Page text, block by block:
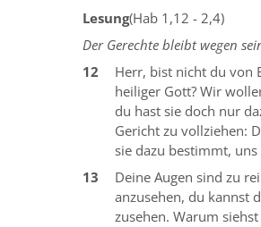
Lesung(Hab 1,12 - 2,4)
Der Gerechte bleibt wegen
12
Herr, bist nicht du von
heiliger Gott? Wir
du hast sie doch nur
Gericht zu vollziehen:
sie dazu bestimmt, uns
13
Deine Augen sind zu
anzusehen, du kannst
zusehen. Warum